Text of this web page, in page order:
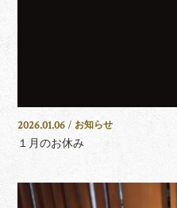
2026.01.06 / お知らせ
１月のお休み